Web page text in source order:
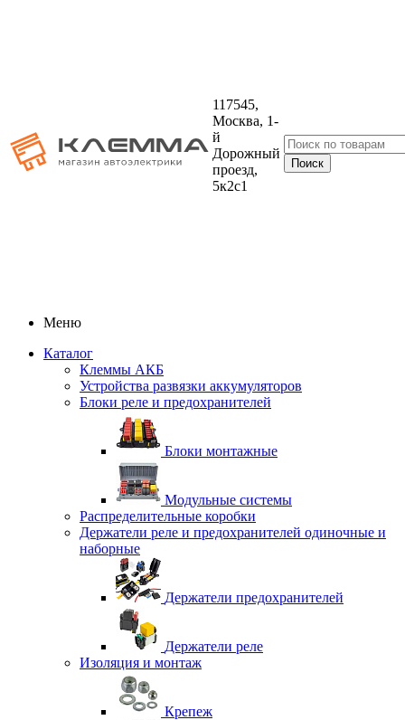
117545,
Москва, 1-
й
Дорожный
проезд,
5к2с1
Меню
Каталог
Клеммы АКБ
Устройства развязки аккумуляторов
Блоки реле и предохранителей
Блоки монтажные
Модульные системы
Распределительные коробки
Держатели реле и предохранителей одиночные и
наборные
Держатели предохранителей
Держатели реле
Изоляция и монтаж
Крепеж